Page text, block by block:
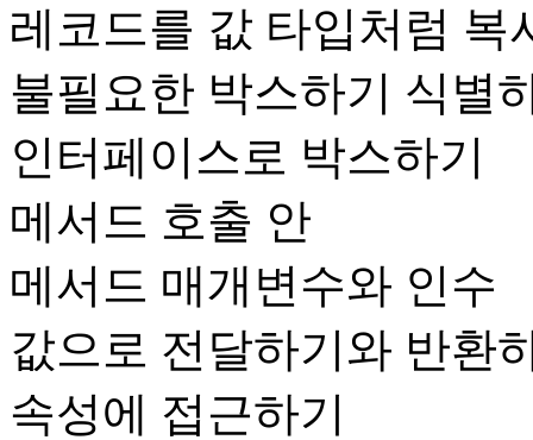
레코드를 값 타입처럼 복
불필요한 박스하기 식별
인터페이스로 박스하기
메서드 호출 안
메서드 매개변수와 인수
값으로 전달하기와 반환
속성에 접근하기